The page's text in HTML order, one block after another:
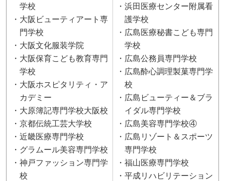
学校
大阪ビューティアート専
門学校
大阪文化服装学院
大阪保育こども教育専門
学校
大阪ホスピタリティ・ア
カデミー
大原簿記専門学校大阪校
京都伝統工芸大学校
近畿医療専門学校
グラムール美容専門学校
神戸ファッション専門学
校
浜田医療センター附属看
護学校
広島医療秘書こども専門
学校
広島公務員専門学校
広島酔心調理製菓専門学
校
広島ビューティー＆ブラ
イダル専門学校
広島美容専門学校④
広島リゾート＆スポーツ
専門学校
福山医療専門学校
平成リハビリテーション